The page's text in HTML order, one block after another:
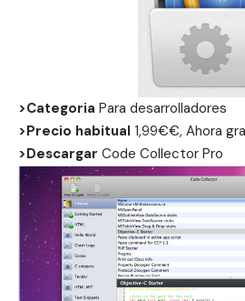
>Categoria Para desarrolladores
>Precio habitual 1,99€€, Ahora
>Descargar Code Collector Pro